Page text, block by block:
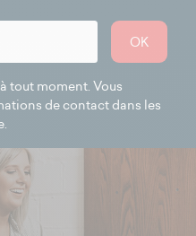
OK
tout moment. Vous
de contact dans les